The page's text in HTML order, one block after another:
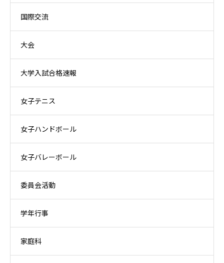
国際交流
大会
大学入試合格速報
女子テニス
女子ハンドボール
女子バレーボール
委員会活動
学年行事
家庭科